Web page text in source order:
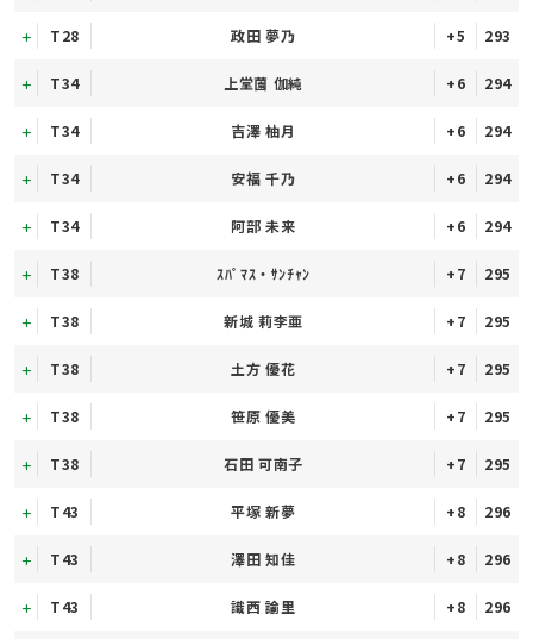
T28 政田 夢乃 +5 293
T34 上堂薗 伽純 +6 294
T34 吉澤 柚月 +6 294
T34 安福 千乃 +6 294
T34 阿部 未来 +6 294
T38 ｽﾊﾟﾏｽ・ｻﾝﾁｬﾝ +7 295
T38 新城 莉李亜 +7 295
T38 土方 優花 +7 295
T38 笹原 優美 +7 295
T38 石田 可南子 +7 295
T43 平塚 新夢 +8 296
T43 澤田 知佳 +8 296
T43 識西 諭里 +8 296